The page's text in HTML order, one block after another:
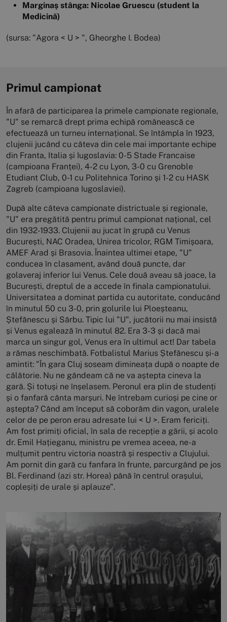
Marginaș stânga: Nicolae Gruescu (student la
Medicină)
(sursa: "Agora < U > ", Gheorghe I. Bodea)
Primul campionat
În afară de participarea la primele campionate regionale,
"U" se remarcă drept prima echipă românească ce
efectuează un turneu internațional. Se întâmpla în 1923,
clujenii jucând cu câteva din cele mai importante echipe
din Franta, Italia și Iugoslavia: 0-5 Stade Francaise
(campioana Franței), 4-2 cu Lyon, 3-0 cu Grenoble
Etudiant Club, 0-1 cu Politehnica Torino și 1-2 cu HASK
Zagreb (campioana Iugoslaviei).
După alte câteva campionate districtuale și regionale,
"U" era pregătită pentru primul campionat național, cel
din 1932-1933. Clujenii au jucat în grupă cu Venus
București, NAC Oradea, Unirea tricolor, RGM Timișoara,
AMEF Arad și Brasovia. Înaintea ultimei etape, "U"
conducea în clasament, având două puncte, dar
golaveraj inferior lui Venus. Cele două aveau să joace, la
București, dreptul de a accede în finala campionatului.
Universitatea a dominat partida cu autoritate, conducând
în minutul 50 cu 3-0, prin golurile lui Ploeșteanu,
Ștefănescu și Sârbu. Tipic lui "U", jucătorii nu mai insistă
și Venus egalează în minutul 82. Era 3-3 și dacă mai
marca un singur gol, Venus era în ultimul act! Dar tabela
a rămas neschimbată. Fotbalistul Marius Ștefănescu și-a
amintit: "În gara Cluj soseam dimineața după o noapte de
călătorie. Nu ne gândeam că ne va aștepta cineva la
gară. Și totuși ne înșelasem. Peronul era plin de studenți
și o fanfară cânta marșuri. Ne întrebam curioși pe cine or
aștepta? Când am început să coborâm din vagon, uralele
celor de pe peron erau adresate lui < U >. Eram fericiți.
Am fost primiți oficial, în sala de recepție a gării, și acolo
dr. Emil Hațieganu, ministru pe vremea aceea, ne-a
mulțumit pentru victoria noastră și respectiv a Clujului.
Am pornit din gară cu fanfara în frunte, parcurgând pe jos
Bl. Ferdinand (azi str. Horea) până în centrul orașului,
copleșiți de urale și aplauze".